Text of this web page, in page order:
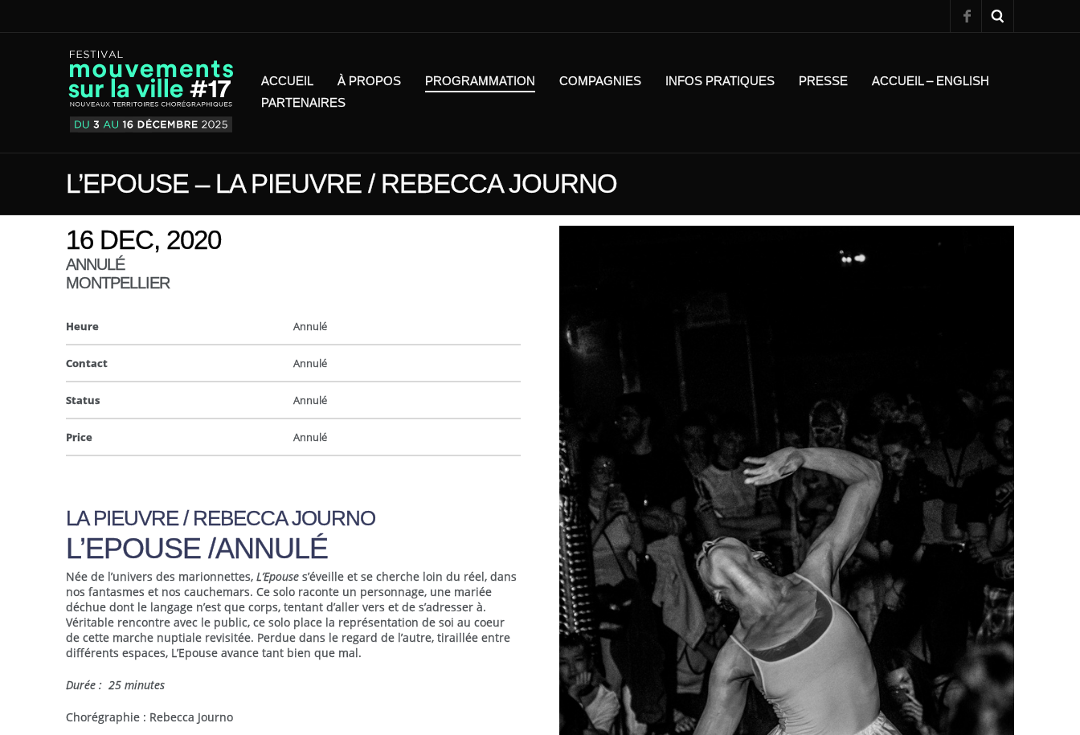
ACCUEIL À PROPOS PROGRAMMATION COMPAGNIES INFOS PRATIQUES PRESSE
ACCUEIL – ENGLISH
PARTENAIRES
L’EPOUSE – LA PIEUVRE / REBECCA JOURNO
16 DEC, 2020
ANNULÉ
MONTPELLIER
Heure Annulé
Contact Annulé
Status Annulé
Price Annulé
LA PIEUVRE / REBECCA JOURNO
L’EPOUSE /ANNULÉ
Née de l’univers des marionnettes, L’Epouse s’éveille et se cherche loin du réel, dans
nos fantasmes et nos cauchemars. Ce solo raconte un personnage, une mariée
déchue dont le langage n’est que corps, tentant d’aller vers et de s’adresser à.
Véritable rencontre avec le public, ce solo place la représentation de soi au coeur
de cette marche nuptiale revisitée. Perdue dans le regard de l’autre, tiraillée entre
différents espaces, L’Epouse avance tant bien que mal.
Durée : 25 minutes
Chorégraphie : Rebecca Journo